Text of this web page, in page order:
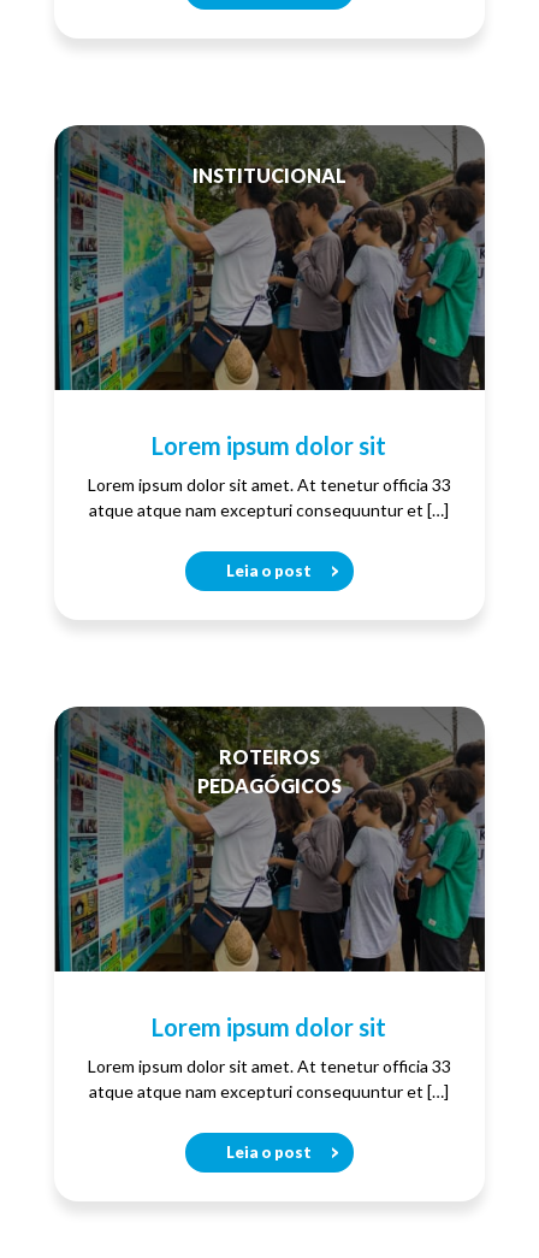
INSTITUCIONAL
Lorem ipsum dolor sit
Lorem ipsum dolor sit amet. At tenetur officia 33
atque atque nam excepturi consequuntur et […]
Leia o post
ROTEIROS
PEDAGÓGICOS
Lorem ipsum dolor sit
Lorem ipsum dolor sit amet. At tenetur officia 33
atque atque nam excepturi consequuntur et […]
Leia o post